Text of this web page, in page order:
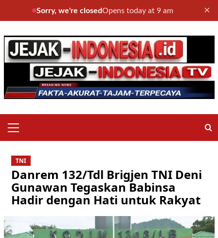
Sorry, we're closedOpens today at 9 am ×
to
content
Menu
TNI
Danrem 132/Tdl Brigjen TNI Deni
Gunawan Tegaskan Babinsa
Hadir dengan Hati untuk Rakyat